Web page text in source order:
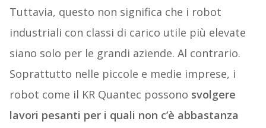
Tuttavia, questo non significa che i robot
industriali con classi di carico utile più elevate
siano solo per le grandi aziende. Al contrario.
Soprattutto nelle piccole e medie imprese, i
robot come il KR Quantec possono svolgere
lavori pesanti per i quali non c’è abbastanza